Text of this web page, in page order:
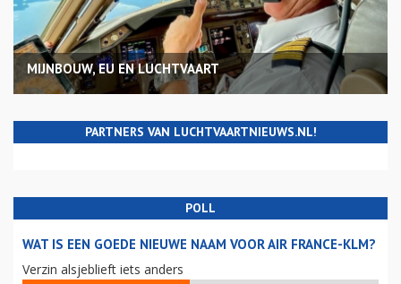
MIJNBOUW, EU EN LUCHTVAART
PARTNERS VAN LUCHTVAARTNIEUWS.NL!
POLL
WAT IS EEN GOEDE NIEUWE NAAM VOOR AIR FRANCE-KLM?
Verzin alsjeblieft iets anders